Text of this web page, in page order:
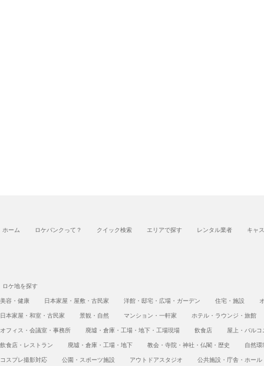
ホーム ロケバンクって？ クイック検索 エリアで探す レンタル業者 キャ
ロケ地を探す
美容・健康
日本家屋・屋敷・古民家 洋館・邸宅・広場・ガーデン 住宅・施設
日本家屋・和室・古民家
景観・自然 マンション・一軒家
ホテル・ラウンジ・旅館
オフィス・会議室・事務所
廃墟・倉庫・工場・地下・工場現場 飲食店
屋上・バル
飲食店・レストラン
廃墟・倉庫・工場・地下 教会・寺院・神社・仏閣・歴史
自然環
コスプレ撮影対応
公園・スポーツ施設 アウトドアスタジオ
公共施設・庁舎・ホール